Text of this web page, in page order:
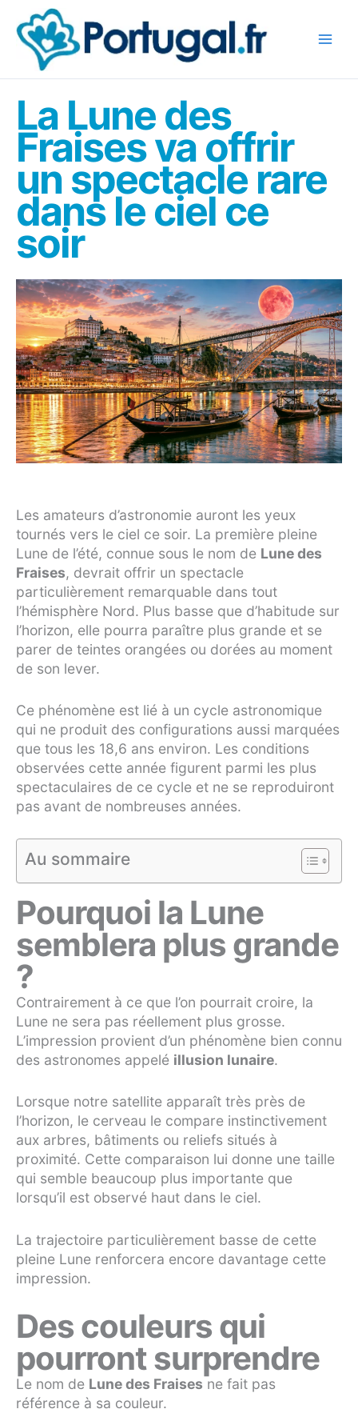
contenu
La Lune des
Fraises va offrir
un spectacle rare
dans le ciel ce
soir
Les amateurs d’astronomie auront les yeux
tournés vers le ciel ce soir. La première pleine
Lune de l’été, connue sous le nom de Lune des
Fraises, devrait offrir un spectacle
particulièrement remarquable dans tout
l’hémisphère Nord. Plus basse que d’habitude sur
l’horizon, elle pourra paraître plus grande et se
parer de teintes orangées ou dorées au moment
de son lever.
Ce phénomène est lié à un cycle astronomique
qui ne produit des configurations aussi marquées
que tous les 18,6 ans environ. Les conditions
observées cette année figurent parmi les plus
spectaculaires de ce cycle et ne se reproduiront
pas avant de nombreuses années.
Au sommaire
Pourquoi la Lune
semblera plus grande
?
Contrairement à ce que l’on pourrait croire, la
Lune ne sera pas réellement plus grosse.
L’impression provient d’un phénomène bien connu
des astronomes appelé illusion lunaire.
Lorsque notre satellite apparaît très près de
l’horizon, le cerveau le compare instinctivement
aux arbres, bâtiments ou reliefs situés à
proximité. Cette comparaison lui donne une taille
qui semble beaucoup plus importante que
lorsqu’il est observé haut dans le ciel.
La trajectoire particulièrement basse de cette
pleine Lune renforcera encore davantage cette
impression.
Des couleurs qui
pourront surprendre
Le nom de Lune des Fraises ne fait pas
référence à sa couleur.